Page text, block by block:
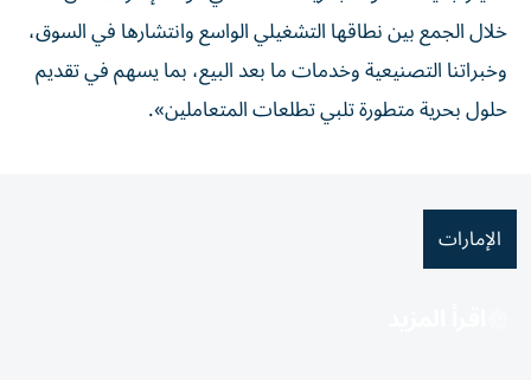
خلال الجمع بين نطاقها التشغيلي الواسع وانتشارها في السوق،
وخبراتنا التصنيعية وخدمات ما بعد البيع، بما يسهم في تقديم
حلول بحرية متطورة تلبي تطلعات المتعاملين».
الإمارات